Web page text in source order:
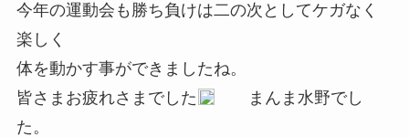
今年の運動会も勝ち負けは二の次としてケガなく
楽しく
体を動かす事ができましたね。
皆さまお疲れさまでした
まんま水野でし
た。